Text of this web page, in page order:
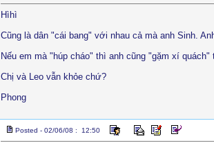
Hìhì
Cũng là dân "cái bang" với nhau cả mà anh Sinh.
Nếu em mà "húp cháo" thì anh cũng "gặm xí quách"
Chị và Leo vẫn khỏe chứ?
Phong
Posted - 02/06/08 : 12:50